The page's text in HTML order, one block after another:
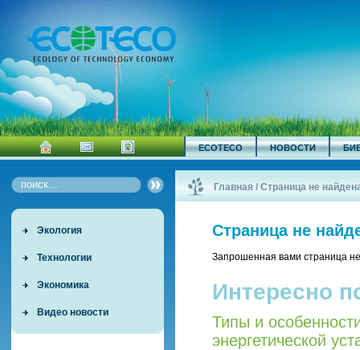
ECOTECO НОВОСТИ
Экология
Технологии
Экономика
Видео новости
Главная /Страница не
Страница не
Запрошенная вами страница
Интересно
Типы и
энергетической